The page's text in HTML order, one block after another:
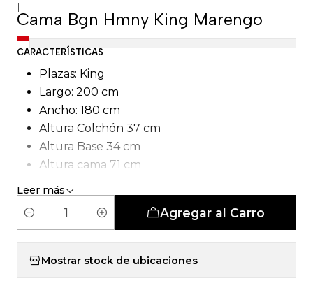
|
Cama Bgn Hmny King Marengo
CARACTERÍSTICAS
Plazas: King
Largo: 200 cm
Ancho: 180 cm
Altura Colchón 37 cm
Altura Base 34 cm
Altura cama 71 cm
Tipo de Carcasa: Pocket 5 Zonas
Leer más
t
Agregar al Carro
Mostrar stock de ubicaciones